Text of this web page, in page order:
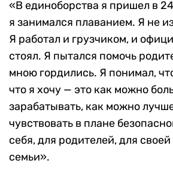
«В единоборства я пришел в 24
я занимался плаванием. Я не
Я работал и грузчиком, и
стоял. Я пытался помочь
мною гордились. Я понимал,
что я хочу — это как можно
зарабатывать, как можно
чувствовать в плане
себя, для родителей, для
семьи».